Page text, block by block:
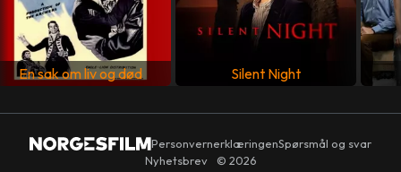
En sak om liv og død Silent Night
PersonvernerklæringenSpørsmål og svar
Nyhetsbrev
© 2026